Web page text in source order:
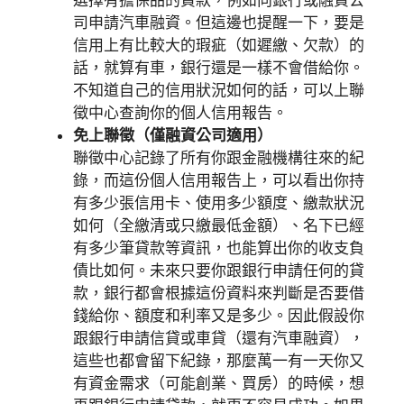
司申請汽車融資。但這邊也提醒一下，要是
信用上有比較大的瑕疵（如遲繳、欠款）的
話，就算有車，銀行還是一樣不會借給你。
不知道自己的信用狀況如何的話，可以上聯
徵中心查詢你的個人信用報告。
免上聯徵（僅融資公司適用）
聯徵中心記錄了所有你跟金融機構往來的紀
錄，而這份個人信用報告上，可以看出你持
有多少張信用卡、使用多少額度、繳款狀況
如何（全繳清或只繳最低金額）、名下已經
有多少筆貸款等資訊，也能算出你的收支負
債比如何。未來只要你跟銀行申請任何的貸
款，銀行都會根據這份資料來判斷是否要借
錢給你、額度和利率又是多少。因此假設你
跟銀行申請信貸或車貸（還有汽車融資），
這些也都會留下紀錄，那麼萬一有一天你又
有資金需求（可能創業、買房）的時候，想